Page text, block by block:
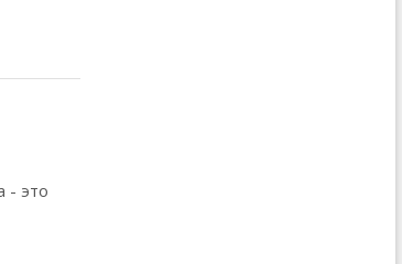
- это